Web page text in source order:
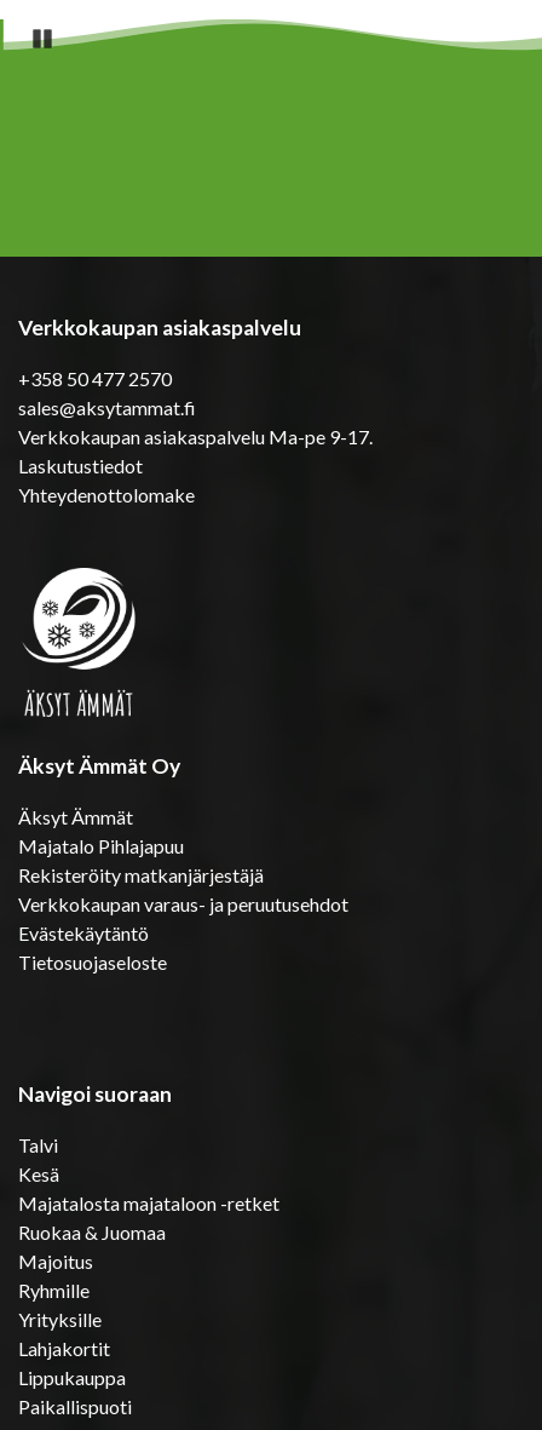
Pause
Verkkokaupan asiakaspalvelu
+358 50 477 2570
sales@aksytammat.fi
Verkkokaupan asiakaspalvelu Ma-pe 9-17.
Laskutustiedot
Yhteydenottolomake
Äksyt Ämmät Oy
Äksyt Ämmät
Majatalo Pihlajapuu
Rekisteröity matkanjärjestäjä
Verkkokaupan varaus- ja peruutusehdot
Evästekäytäntö
Tietosuojaseloste
Navigoi suoraan
Talvi
Kesä
Majatalosta majataloon -retket
Ruokaa & Juomaa
Majoitus
Ryhmille
Yrityksille
Lahjakortit
Lippukauppa
Paikallispuoti